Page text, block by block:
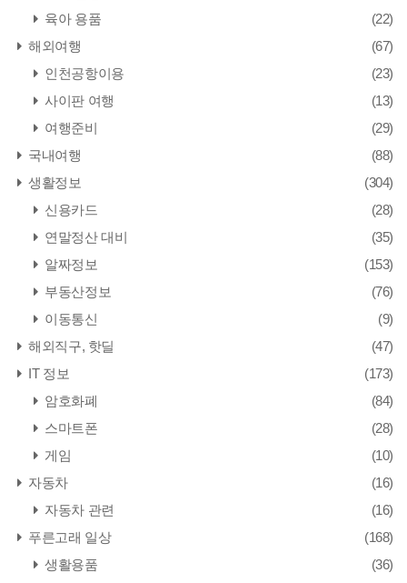
육아 용품
(22)
해외여행
(67)
인천공항이용
(23)
사이판 여행
(13)
여행준비
(29)
국내여행
(88)
생활정보
(304)
신용카드
(28)
연말정산 대비
(35)
알짜정보
(153)
부동산정보
(76)
이동통신
(9)
해외직구, 핫딜
(47)
IT 정보
(173)
암호화폐
(84)
스마트폰
(28)
게임
(10)
자동차
(16)
자동차 관련
(16)
푸른고래 일상
(168)
생활용품
(36)